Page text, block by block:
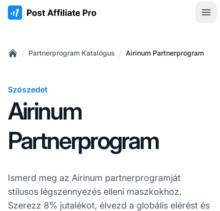
:site.title
/ Partnerprogram Katalógus / Airinum Partnerprogram
Szószedet
Airinum
Partnerprogram
Ismerd meg az Airinum partnerprogramját
stílusos légszennyezés elleni maszkokhoz.
Szerezz 8% jutalékot, élvezd a globális elérést és